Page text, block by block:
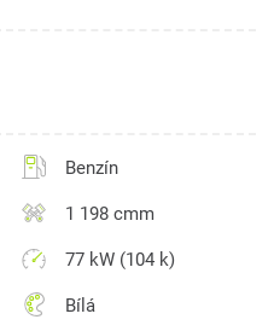
Benzín
1 198 cmm
77 kW (104 k)
Bílá